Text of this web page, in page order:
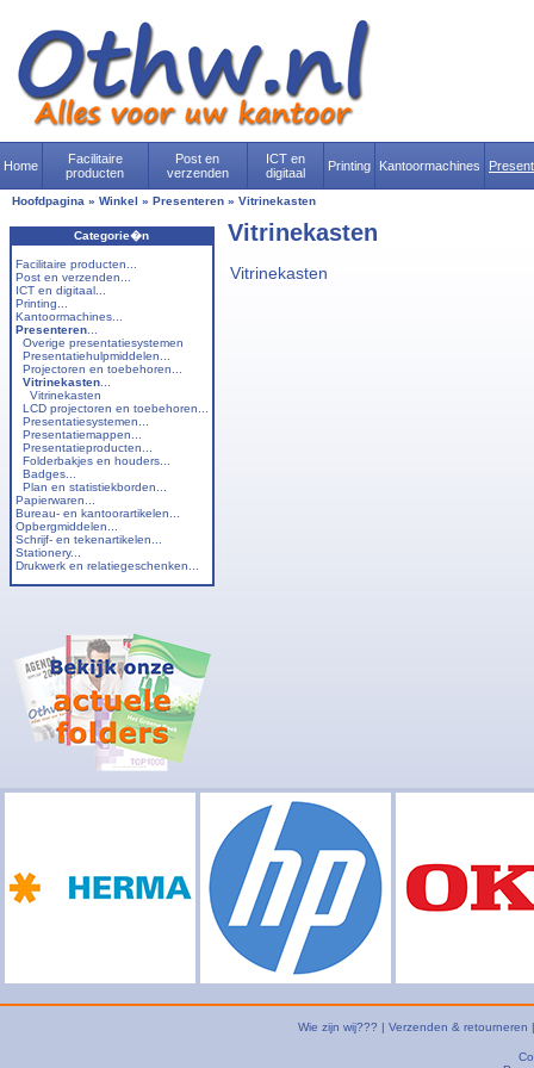
Home
Facilitaire
producten
Post en
verzenden
ICT en
digitaal
Printing Kantoormachines
Hoofdpagina » Winkel » Presenteren » Vitrinekasten
Categorie�n
Facilitaire producten...
Post en verzenden...
ICT en digitaal...
Printing...
Kantoormachines...
Presenteren
Overige presentatiesystemen
Presentatiehulpmiddelen...
Projectoren en toebehoren...
Vitrinekasten
Vitrinekasten
LCD projectoren en toebehoren...
Presentatiesystemen...
Presentatiemappen...
Presentatieproducten...
Folderbakjes en houders...
Badges...
Plan en statistiekborden...
Papierwaren...
Bureau- en kantoorartikelen...
Opbergmiddelen...
Schrijf- en tekenartikelen...
Stationery...
Drukwerk en relatiegeschenken...
Vitrinekasten
Vitrinekasten
Wie zijn wij??? | Verzenden & retourneren